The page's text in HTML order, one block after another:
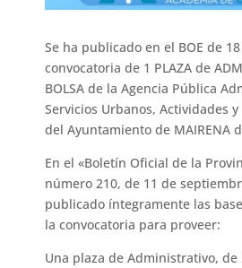
Se ha publicado en el BOE de
convocatoria de 1 PLAZA de
BOLSA de la Agencia Pública
Servicios Urbanos, Actividades y
del Ayuntamiento de MAIRENA
En el «Boletín Oficial de la
número 210, de 11 de
publicado íntegramente las
la convocatoria para proveer:
Una plaza de Administrativo,